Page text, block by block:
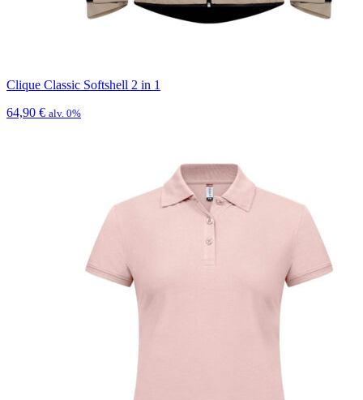
Clique Classic Softshell 2 in 1
64,90 € alv. 0%